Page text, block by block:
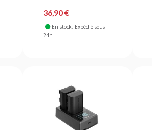
36,90 €
En stock, Expédié sous
24h